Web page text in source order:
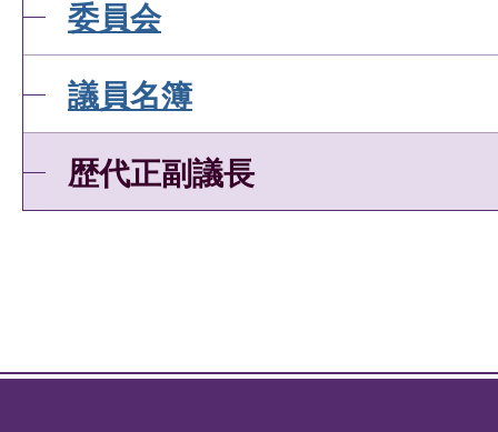
委員会
議員名簿
歴代正副議長